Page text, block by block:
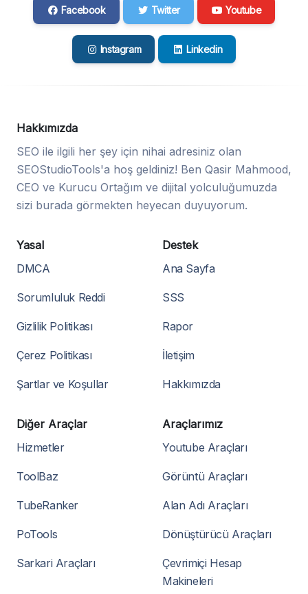
Facebook Twitter Youtube
Instagram Linkedin
Hakkımızda
SEO ile ilgili her şey için nihai adresiniz olan
SEOStudioTools'a hoş geldiniz! Ben Qasir Mahmood,
CEO ve Kurucu Ortağım ve dijital yolculuğumuzda
sizi burada görmekten heyecan duyuyorum.
Yasal
DMCA
Sorumluluk Reddi
Gizlilik Politikası
Çerez Politikası
Şartlar ve Koşullar
Destek
Ana Sayfa
SSS
Rapor
İletişim
Hakkımızda
Diğer Araçlar
Hizmetler
ToolBaz
TubeRanker
PoTools
Sarkari Araçları
Araçlarımız
Youtube Araçları
Görüntü Araçları
Alan Adı Araçları
Dönüştürücü Araçları
Çevrimiçi Hesap
Makineleri